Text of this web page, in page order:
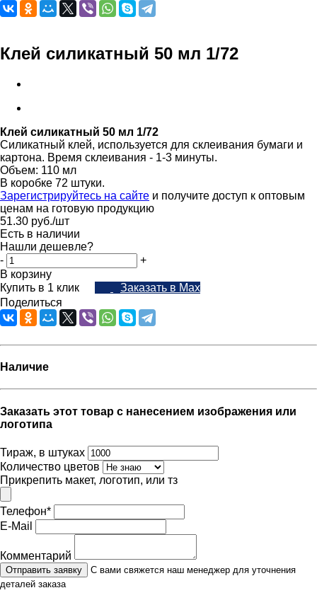
Клей силикатный 50 мл 1/72
Клей силикатный 50 мл 1/72
Силикатный клей, используется для склеивания бумаги и
картона. Время склеивания - 1-3 минуты.
Объем: 110 мл
В коробке 72 штуки.
Зарегистрируйтесь на сайте и получите доступ к оптовым
ценам на готовую продукцию
51.30 руб./шт
Есть в наличии
Нашли дешевле?
-
+
В корзину
Купить в 1 клик
Заказать в Max
Поделиться
Наличие
Заказать этот товар с нанесением изображения или
логотипа
Тираж, в штуках
Количество цветов
Прикрепить макет, логотип, или тз
Телефон*
E-Mail
Комментарий
Отправить заявку
С вами свяжется наш менеджер для уточнения
деталей заказа